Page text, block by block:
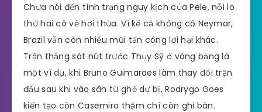
Chưa nói đến tình trạng nguy kịch của Pele, nỗi lo
thứ hai có vẻ hơi thừa. Vì kể cả không có Neymar,
Brazil vẫn còn nhiều mũi tấn công lợi hại khác.
Trận thắng sát nút trước Thụy Sỹ ở vòng bảng là
một ví dụ, khi Bruno Guimaraes làm thay đổi trận
đấu sau khi vào sân từ ghế dự bị, Rodrygo Goes
kiến tạo còn Casemiro thậm chí còn ghi bàn.